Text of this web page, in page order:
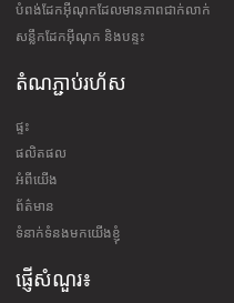
បំពង់ដែកអ៊ីណុកដែលមានភាពជាក់លាក់
សន្លឹកដែកអ៊ីណុក និងបន្ទះ
តំណភ្ជាប់រហ័ស
ផ្ទះ
ផលិតផល
អំពីយើង
ព័ត៌មាន
ទំនាក់ទំនងមកយើងខ្ញុំ
ផ្ញើសំណួរ៖